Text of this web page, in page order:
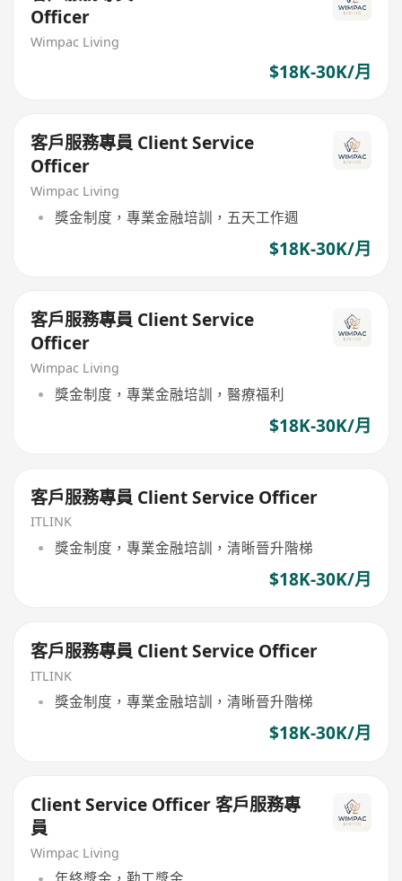
Officer
Wimpac Living
$18K-30K/月
客戶服務專員 Client Service
Officer
Wimpac Living
獎金制度，專業金融培訓，五天工作週
$18K-30K/月
客戶服務專員 Client Service
Officer
Wimpac Living
獎金制度，專業金融培訓，醫療福利
$18K-30K/月
客戶服務專員 Client Service Officer
ITLINK
獎金制度，專業金融培訓，清晰晉升階梯
$18K-30K/月
客戶服務專員 Client Service Officer
ITLINK
獎金制度，專業金融培訓，清晰晉升階梯
$18K-30K/月
Client Service Officer 客戶服務專
員
Wimpac Living